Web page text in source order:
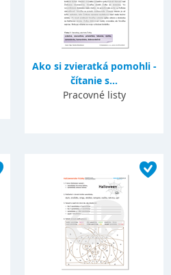
Ako si zvieratká pomohli -
čítanie s...
Pracovné listy